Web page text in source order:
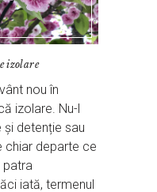
izolare
nou în
izolare. Nu-l
detenție sau
chiar departe ce
patra
iată, termenul